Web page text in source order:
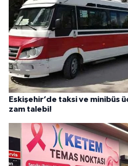
Eskişehir’de taksi ve minibüs
zam talebi!